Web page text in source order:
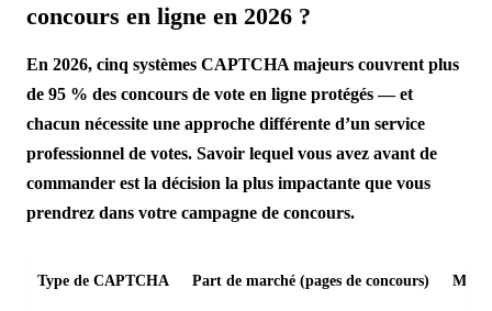
concours en ligne en 2026 ?
En 2026, cinq systèmes CAPTCHA majeurs couvrent plus
de 95 % des concours de vote en ligne protégés — et
chacun nécessite une approche différente d’un service
professionnel de votes. Savoir lequel vous avez avant de
commander est la décision la plus impactante que vous
prendrez dans votre campagne de concours.
Type de CAPTCHA Part de marché (pages de concours) Mode